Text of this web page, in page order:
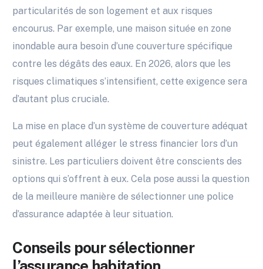
particularités de son logement et aux risques
encourus. Par exemple, une maison située en zone
inondable aura besoin d’une couverture spécifique
contre les dégâts des eaux. En 2026, alors que les
risques climatiques s’intensifient, cette exigence sera
d’autant plus cruciale.
La mise en place d’un système de couverture adéquat
peut également alléger le stress financier lors d’un
sinistre. Les particuliers doivent être conscients des
options qui s’offrent à eux. Cela pose aussi la question
de la meilleure manière de sélectionner une police
d’assurance adaptée à leur situation.
Conseils pour sélectionner